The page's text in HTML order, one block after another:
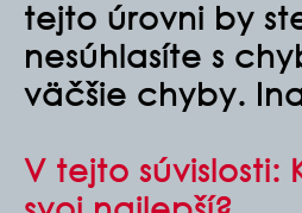
tejto úrovni by
nesúhlasíte s
väčšie chyby.
V tejto súvislosti: